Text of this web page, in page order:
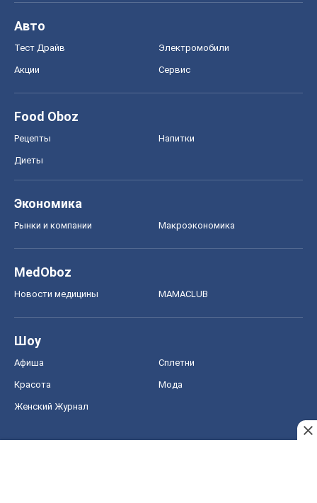
Авто
Тест Драйв Электромобили
Акции Сервис
Food Oboz
Рецепты Напитки
Диеты
Экономика
Рынки и компании Mакроэкономика
MedOboz
Новости медицины MAMACLUB
Шоу
Афиша Сплетни
Красота Мода
Женский Журнал